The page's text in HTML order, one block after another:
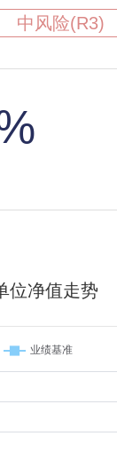
中风险(R3)
位净值走势